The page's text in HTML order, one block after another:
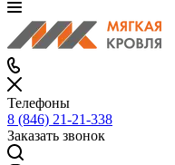
Телефоны
8 (846) 21-21-338
Заказать звонок